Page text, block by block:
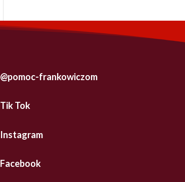
@pomoc-frankowiczom
Tik Tok
Instagram
Facebook